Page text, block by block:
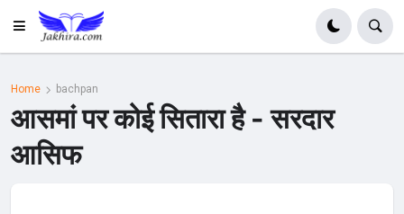
Home bachpan
आसमां पर कोई सितारा है - सरदार
आसिफ